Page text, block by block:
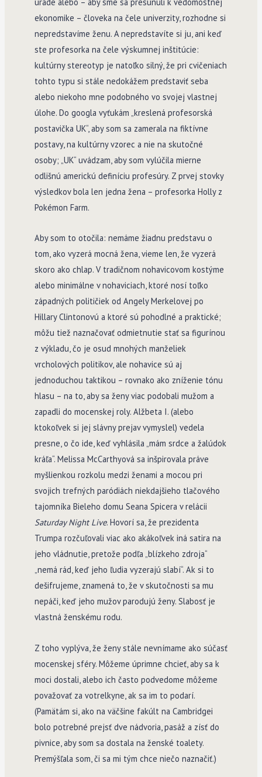
ekonomike – človeka na čele univerzity, rozhodne si
nepredstavíme ženu. A nepredstavíte si ju, ani keď
ste profesorka na čele výskumnej inštitúcie:
kultúrny stereotyp je natoľko silný, že pri cvičeniach
tohto typu si stále nedokážem predstaviť seba
alebo niekoho mne podobného vo svojej vlastnej
úlohe. Do googla vyťukám „kreslená profesorská
postavička UK“, aby som sa zamerala na fiktívne
postavy, na kultúrny vzorec a nie na skutočné
osoby; „UK“ uvádzam, aby som vylúčila mierne
odlišnú americkú definíciu profesúry. Z prvej stovky
výsledkov bola len jedna žena – profesorka Holly z
Pokémon Farm.
Aby som to otočila: nemáme žiadnu predstavu o
tom, ako vyzerá mocná žena, vieme len, že vyzerá
skoro ako chlap. V tradičnom nohavicovom kostýme
alebo minimálne v nohaviciach, ktoré nosí toľko
západných političiek od Angely Merkelovej po
Hillary Clintonovú a ktoré sú pohodlné a praktické;
môžu tiež naznačovať odmietnutie stať sa figurínou
z výkladu, čo je osud mnohých manželiek
vrcholových politikov, ale nohavice sú aj
jednoduchou taktikou – rovnako ako zníženie tónu
hlasu – na to, aby sa ženy viac podobali mužom a
zapadli do mocenskej roly. Alžbeta I. (alebo
ktokoľvek si jej slávny prejav vymyslel) vedela
presne, o čo ide, keď vyhlásila „mám srdce a žalúdok
kráľa“. Melissa McCarthyová sa inšpirovala práve
myšlienkou rozkolu medzi ženami a mocou pri
svojich trefných paródiách niekdajšieho tlačového
tajomníka Bieleho domu Seana Spicera v relácii
Saturday Night Live. Hovorí sa, že prezidenta
Trumpa rozčuľovali viac ako akákoľvek iná satira na
jeho vládnutie, pretože podľa „blízkeho zdroja“
„nemá rád, keď jeho ľudia vyzerajú slabí“. Ak si to
dešifrujeme, znamená to, že v skutočnosti sa mu
nepáči, keď jeho mužov parodujú ženy. Slabosť je
vlastná ženskému rodu.
Z toho vyplýva, že ženy stále nevnímame ako súčasť
mocenskej sféry. Môžeme úprimne chcieť, aby sa k
moci dostali, alebo ich často podvedome môžeme
považovať za votrelkyne, ak sa im to podarí.
(Pamätám si, ako na väčšine fakúlt na Cambridgei
bolo potrebné prejsť dve nádvoria, pasáž a zísť do
pivnice, aby som sa dostala na ženské toalety.
Premýšľala som, či sa mi tým chce niečo naznačiť.)